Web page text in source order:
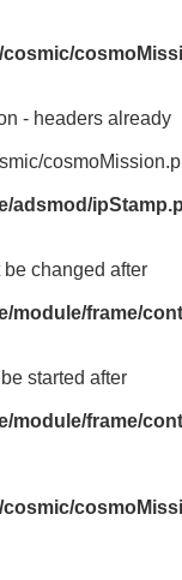
- headers already
adsmod/
changed after
module/frame/
started after
module/frame/